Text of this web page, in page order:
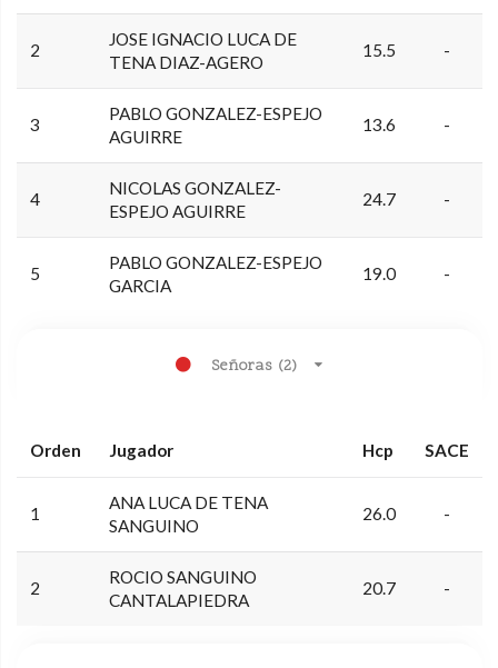
2
JOSE IGNACIO LUCA DE
TENA DIAZ-AGERO
15.5 -
3
PABLO GONZALEZ-ESPEJO
AGUIRRE
13.6 -
4
NICOLAS GONZALEZ-
ESPEJO AGUIRRE
24.7 -
5
PABLO GONZALEZ-ESPEJO
GARCIA
19.0 -
Señoras (2)
Orden Jugador Hcp SACE
1
ANA LUCA DE TENA
SANGUINO
26.0 -
2
ROCIO SANGUINO
CANTALAPIEDRA
20.7 -